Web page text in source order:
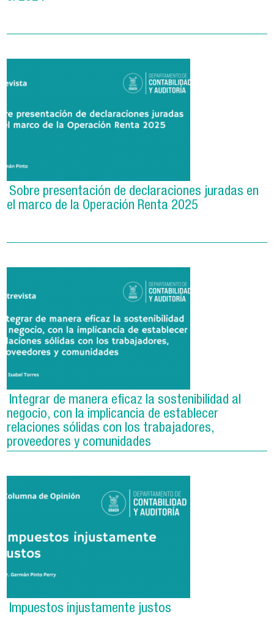
Sobre presentación de declaraciones juradas en
el marco de la Operación Renta 2025
Integrar de manera eficaz la sostenibilidad al
negocio, con la implicancia de establecer
relaciones sólidas con los trabajadores,
proveedores y comunidades
Impuestos injustamente justos